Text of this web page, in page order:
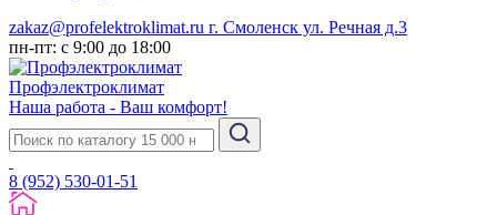
zakaz@profelektroklimat.ru г. Смоленск ул. Речная д.3
пн-пт: с 9:00 до 18:00
Профэлектроклимат
Наша работа - Ваш комфорт!
8 (952) 530-01-51